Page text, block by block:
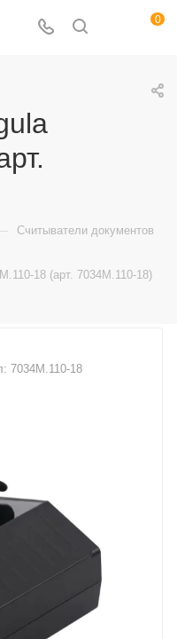
0
Считыватели документов
18 (арт. 7034M.110-18)
7034M.110-18